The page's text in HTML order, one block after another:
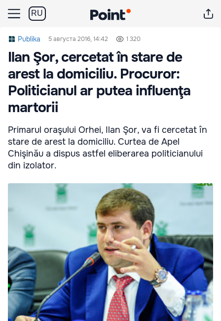
RU
Publika 5 августа 2016, 14:42 1 320
Ilan Şor, cercetat în stare de
arest la domiciliu. Procuror:
Politicianul ar putea influenţa
martorii
Primarul oraşului Orhei, Ilan Şor, va fi cercetat în
stare de arest la domiciliu. Curtea de Apel
Chişinău a dispus astfel eliberarea politicianului
din izolator.